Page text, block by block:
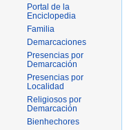
Portal de la
Enciclopedia
Familia
Demarcaciones
Presencias por
Demarcación
Presencias por
Localidad
Religiosos por
Demarcación
Bienhechores